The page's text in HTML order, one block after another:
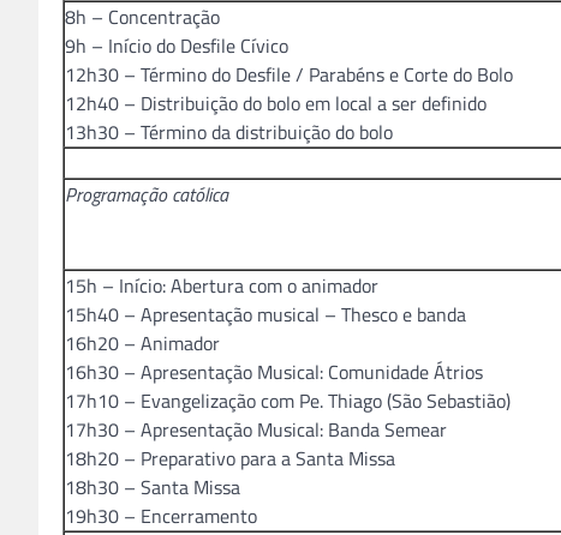
8h – Concentração
9h – Início do Desfile Cívico
12h30 – Término do Desfile / Parabéns e Corte do Bolo
12h40 – Distribuição do bolo em local a ser definido
13h30 – Término da distribuição do bolo
Programação católica
15h – Início: Abertura com o animador
15h40 – Apresentação musical – Thesco e banda
16h20 – Animador
16h30 – Apresentação Musical: Comunidade Átrios
17h10 – Evangelização com Pe. Thiago (São Sebastião)
17h30 – Apresentação Musical: Banda Semear
18h20 – Preparativo para a Santa Missa
18h30 – Santa Missa
19h30 – Encerramento